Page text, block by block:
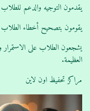
يقدمون التوجيه والدعم
يقومون بتصحيح أخطاء
يشجعون الطلاب على الاستمرار
العظيمة.
مراكز تحفيظ اون لاين